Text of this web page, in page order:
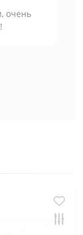
очень